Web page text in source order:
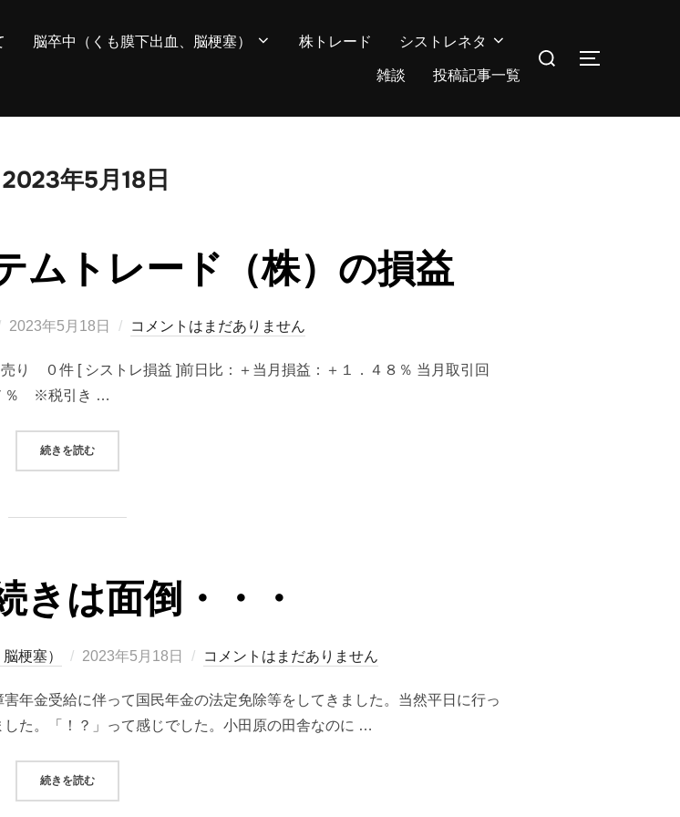
脳卒中（くも膜下出血、脳梗塞） 株トレード
シストレネタ
雑談
投稿記事一覧
検
サイドバー
2023年5月18日
トレード（株）の損益
投
日:
2023年5月18日 コメントはまだありません
０件 [ シストレ損益 ]前日比：＋当月損益：＋１．４８％ 当月取引回
７％ ※税引き …
続きを読む“2023/05/18 システムトレード（株）の損益”
きは面倒・・・
梗塞）
投
日:
2023年5月18日 コメントはまだありません
年金受給に伴って国民年金の法定免除等をしてきました。当然平日に行っ
た。「！？」って感じでした。小田原の田舎なのに …
続きを読む“市役所手続きは面倒・・・”